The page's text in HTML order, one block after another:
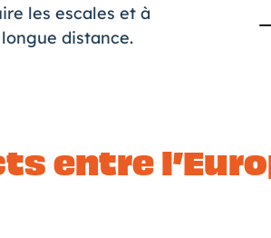
les escales et à
distance.
entre